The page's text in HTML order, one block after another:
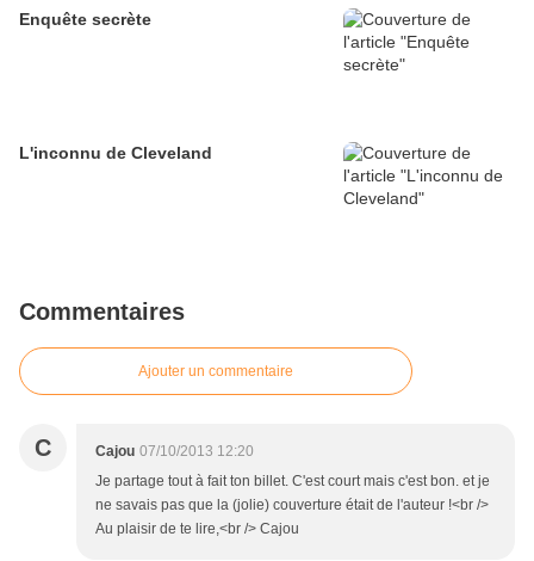
Enquête secrète
L'inconnu de Cleveland
Commentaires
Ajouter un commentaire
C Cajou 07/10/2013 12:20
Je partage tout à fait ton billet. C'est court mais c'est bon. et je
ne savais pas que la (jolie) couverture était de l'auteur !<br />
Au plaisir de te lire,<br /> Cajou